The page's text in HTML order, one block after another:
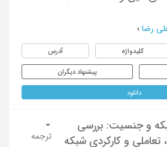
رضا ؛
کلیدواژه آدرس
پیشنهاد دیگران
دانلود
و جنسیت: بررسی
و کارکردی شبکه
ترجمه